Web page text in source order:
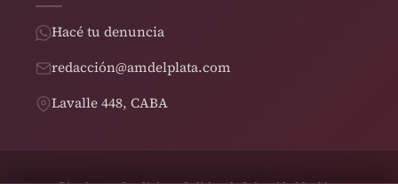
Hacé tu denuncia
redacción@amdelplata.com
Lavalle 448, CABA